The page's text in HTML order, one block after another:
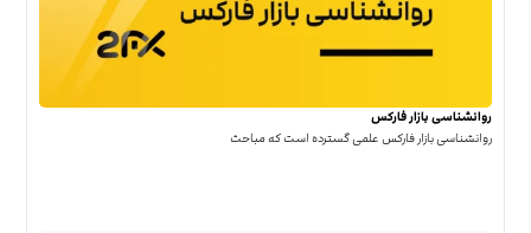
روانشناسی بازار فارکس
روانشناسی بازار فارکس علمی گسترده است که مباحث